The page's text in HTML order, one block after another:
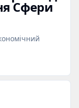
Сфери